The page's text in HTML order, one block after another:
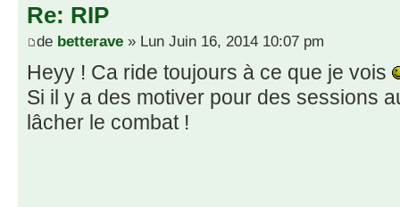
Re: RIP
de betterave » Lun Juin 16, 2014 10:07 pm
Heyy ! Ca ride toujours à ce que je vois
Si il y a des motiver pour des sessions
lâcher le combat !